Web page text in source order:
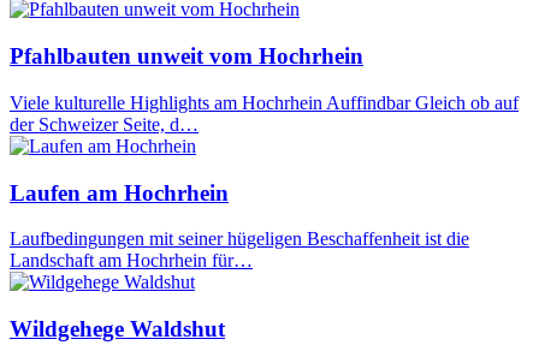
Pfahlbauten unweit vom Hochrhein
Viele kulturelle Highlights am Hochrhein Auffindbar Gleich ob auf
der Schweizer Seite, d…
Laufen am Hochrhein
Laufbedingungen mit seiner hügeligen Beschaffenheit ist die
Landschaft am Hochrhein für…
Wildgehege Waldshut